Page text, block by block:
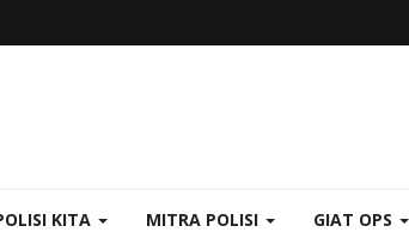
KITA MITRA POLISI GIAT OPS